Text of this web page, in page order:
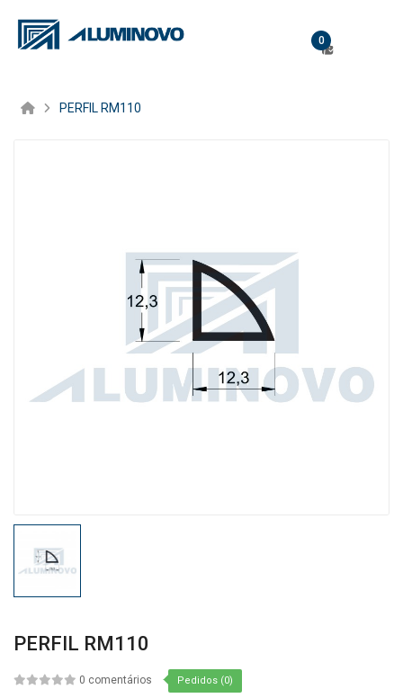
0
PERFIL RM110
PERFIL RM110
0 comentários Pedidos (0)